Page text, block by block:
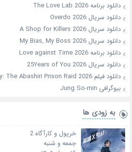
دانلود برنامه The Love Lab 2026
دانلود سریال Overdo 2026
دانلود سریال A Shop for Killers 2026
دانلود سریال My Bias, My Boss 2026
دانلود برنامه Love against Time 2026
دانلود سریال 25Years of You 2026
دانلود فیلم Golden Kamuy: The Abashiri Prison Raid 2026
بیوگرافی Jung So-min
به زودی ها
خرپول و کارآگاه 2
جمعه و شنبه